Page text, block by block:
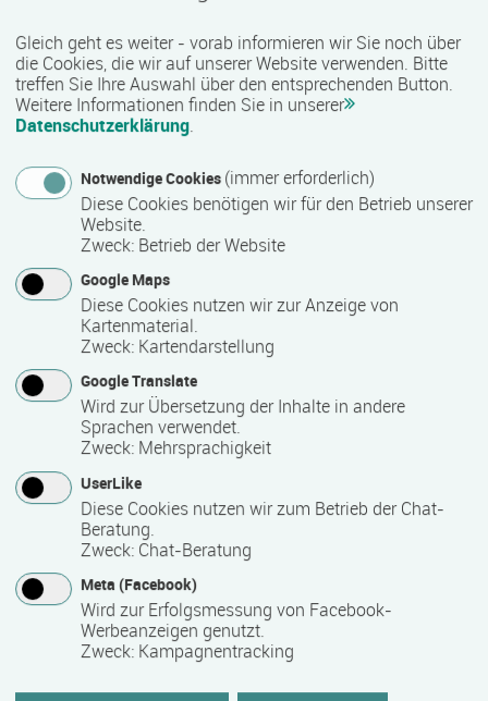
technische, gewerblich-handwerkliche sowie IT-bezogene
Qualifizierungen angeboten. Je nach Maßnahme besteht
zudem die Möglichkeit, anerkannte Zusatzqualifikationen
und Zertifikate zu erwerben, die den beruflichen Werdegang
Qualität und Besonderheiten:
Als zertifizierter Bildungsträger erfüllt COMCAVE die
Qualitätsanforderungen für die Förderung von
Weiterbildungsmaßnahmen durch öffentliche Kostenträger
wie die Agentur für Arbeit oder Jobcenter. Viele Angebote
sind nach der AZAV (Akkreditierungs- und
Zulassungsverordnung Arbeitsförderung) zugelassen und
damit förderfähig. Mit einem vielfältigen Bildungsangebot,
praxisnahen Inhalten und einer bundesweiten Präsenz
unterstützt COMCAVE Menschen bei ihrer beruflichen
Qualifizierung und Weiterbildung.
Kontakt
Gleich geht es weiter - vorab informieren wir Sie noch über
die Cookies, die wir auf unserer Website verwenden. Bitte
treffen Sie Ihre Auswahl über den entsprechenden Button.
Weitere Informationen finden Sie in unserer
Datenschutzerklärung.
Notwendige Cookies (immer erforderlich)
Diese Cookies benötigen wir für den Betrieb unserer
Website.
Zweck: Betrieb der Website
Google Maps
Diese Cookies nutzen wir zur Anzeige von
Kartenmaterial.
Zweck: Kartendarstellung
Google Translate
Wird zur Übersetzung der Inhalte in andere
Sprachen verwendet.
Zweck: Mehrsprachigkeit
UserLike
Diese Cookies nutzen wir zum Betrieb der Chat-
Beratung.
Zweck: Chat-Beratung
Meta (Facebook)
Wird zur Erfolgsmessung von Facebook-
Werbeanzeigen genutzt.
Zweck: Kampagnentracking